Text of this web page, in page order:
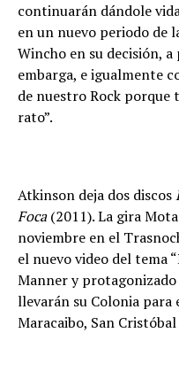
continuarán dándole
en un nuevo periodo de
Wincho en su decisión,
embarga, e igualmente
de nuestro Rock porque
rato”.
Atkinson deja dos discos
Foca(2011). La gira
noviembre en el
el nuevo video del tema
Manner y
llevarán su Colonia para
Maracaibo, San